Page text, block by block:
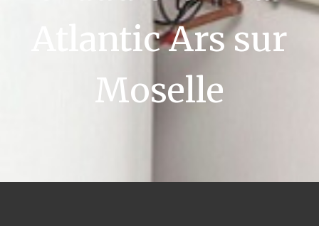
Atlantic Ars sur
Moselle